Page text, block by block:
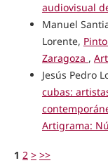
audiovisual
Manuel
Lorente,
Zaragoza ,
Jesús Pedro
cubas:
Artigrama:
1 2 > >>